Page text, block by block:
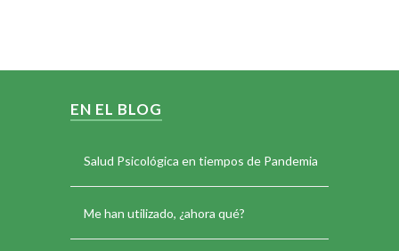
EN EL BLOG
Salud Psicológica en tiempos de Pandemia
Me han utilizado, ¿ahora qué?